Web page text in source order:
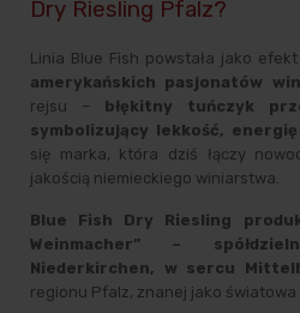
Dry Riesling Pfalz?
Linia Blue Fish powstała jako
amerykańskich pasjonatów
rejsu – błękitny tuńczyk
symbolizujący lekkość,
się marka, która dziś łączy
jakością niemieckiego winiarstwa.
Blue Fish Dry Riesling
Weinmacher” –
Niederkirchen, w sercu
regionu Pfalz, znanej jako światowa